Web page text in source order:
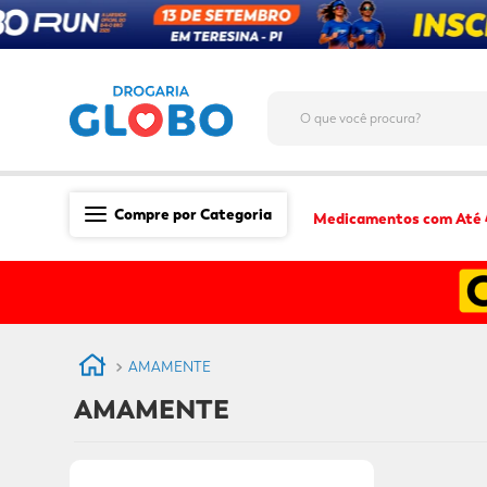
Compre por Categoria
Mãe e Filho
Higiene & Beleza
Medicamentos com Até
AMAMENTE
AMAMENTE